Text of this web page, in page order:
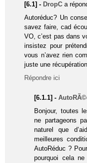
[6.1] - DropC a
Autoréduc? Un
savez faire, cad
VO, c’est pas dans
insistez pour
vous n’avez rien
juste une
Répondre ici
[6.1.1] -
Bonjour, toutes
ne partageons
naturel que
meilleures
AutoRéduc ?
pourquoi cela ne